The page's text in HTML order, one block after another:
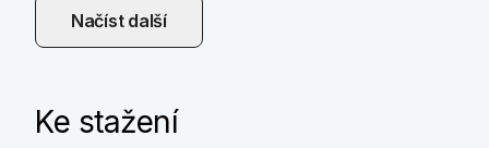
Načíst další
Ke stažení